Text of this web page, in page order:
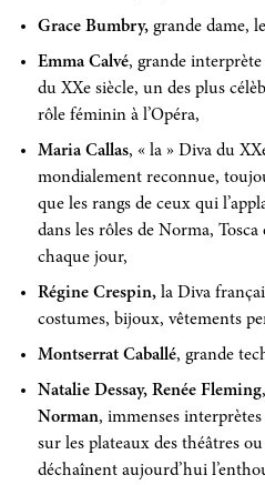
Grace Bumbry, grande dame,
Emma Calvé, grande
du XXe siècle, un des plus
rôle féminin à l’Opéra,
Maria Callas, « la » Diva du
mondialement reconnue,
que les rangs de ceux qui
dans les rôles de Norma, Tosca
chaque jour,
Régine Crespin, la Diva
costumes, bijoux, vêtements
Montserrat Caballé, grande
Natalie Dessay, Renée Fleming,
Norman, immenses
sur les plateaux des théâtres
déchaînent aujourd’hui